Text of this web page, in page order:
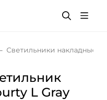
Светильники накладные
L Gray